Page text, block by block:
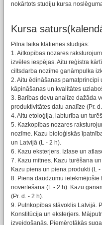
nokārtots studiju kursa
Kursa
Pilna laika klātienes studijās:
1. Aitkopības nozares
izvēles iespējas. Aitu reģistra
ciltsdarba nozīme ganāmpulka
2. Aitu ēdināšanas pamatprincipi
kāpināšanas un kvalitātes
3. Barības devu analīze dažāda
produktivitātes datu analīze (Pr.
4. Aitu etoloģija, labturība un
5. Kazkopības nozares
nozīme. Kazu bioloģiskās
un Latvijā (L - 2 h).
6. Kazu eksterjers. Izlase un
7. Kazu mītnes. Kazu turēšana
Kazu piens un piena produkti (L -
8. Piena daudzumu ietekmējošie
novērtēšana (L - 2 h). Kazu
(Pr. d. - 2 h).
9. Putnkopības stāvoklis Latvijā.
Konstitūcija un eksterjers.
izveidošanās. Piemērotākās